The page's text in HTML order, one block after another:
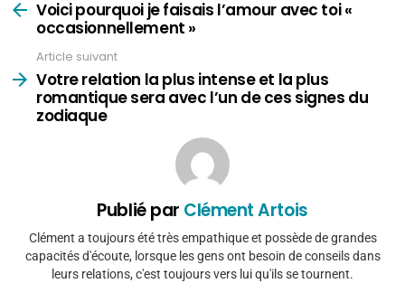
plus Voici pourquoi je faisais l’amour avec toi «
occasionnellement »
Article suivant
Votre relation la plus intense et la plus
romantique sera avec l’un de ces signes du
zodiaque
Publié par Clément Artois
Clément a toujours été très empathique et possède de grandes
capacités d'écoute, lorsque les gens ont besoin de conseils dans
leurs relations, c'est toujours vers lui qu'ils se tournent.